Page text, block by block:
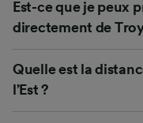
Est-ce que je peux
directement de
Quelle est la
l’Est ?